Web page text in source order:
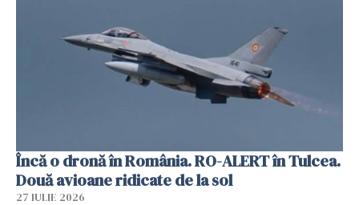
Încă o dronă în România. RO-ALERT în Tulcea.
Două avioane ridicate de la sol
27 IULIE 2026